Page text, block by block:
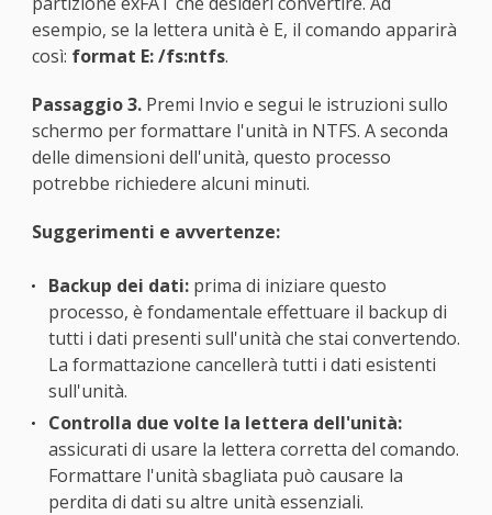
esempio, se la lettera unità è E, il comando apparirà
così: format E: /fs:ntfs.
Passaggio 3.Premi Invio e segui le istruzioni sullo
schermo per formattare l'unità in NTFS. A seconda
delle dimensioni dell'unità, questo processo
potrebbe richiedere alcuni minuti.
Suggerimenti e avvertenze:
Backup dei dati:prima di iniziare questo
processo, è fondamentale effettuare il backup di
tutti i dati presenti sull'unità che stai convertendo.
La formattazione cancellerà tutti i dati esistenti
sull'unità.
Controlla due volte la lettera dell'unità:
assicurati di usare la lettera corretta del comando.
Formattare l'unità sbagliata può causare la
perdita di dati su altre unità essenziali.